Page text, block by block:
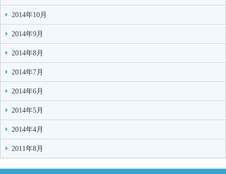
2014年10月
2014年9月
2014年8月
2014年7月
2014年6月
2014年5月
2014年4月
2011年8月